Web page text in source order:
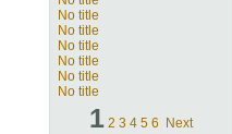
No title
No title
No title
No title
No title
No title
1 2 3 4 5 6 Next